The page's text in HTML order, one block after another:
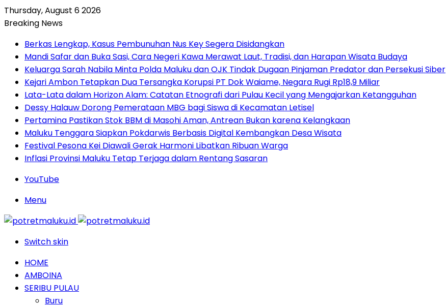
Thursday, August 6 2026
Breaking News
Berkas Lengkap, Kasus Pembunuhan Nus Key Segera Disidangkan
Mandi Safar dan Buka Sasi, Cara Negeri Kawa Merawat Laut, Tradisi, dan Harapan Wisata Budaya
Keluarga Sarah Nabila Minta Polda Maluku dan OJK Tindak Dugaan Pinjaman Predator dan Persekusi Siber
Kejari Ambon Tetapkan Dua Tersangka Korupsi PT Dok Waiame, Negara Rugi Rp18,9 Miliar
Lata-Lata dalam Horizon Alam: Catatan Etnografi dari Pulau Kecil yang Mengajarkan Ketangguhan
Dessy Halauw Dorong Pemerataan MBG bagi Siswa di Kecamatan Letisel
Pertamina Pastikan Stok BBM di Masohi Aman, Antrean Bukan karena Kelangkaan
Maluku Tenggara Siapkan Pokdarwis Berbasis Digital Kembangkan Desa Wisata
Festival Pesona Kei Diawali Gerak Harmoni Libatkan Ribuan Warga
Inflasi Provinsi Maluku Tetap Terjaga dalam Rentang Sasaran
YouTube
Menu
Switch skin
HOME
AMBOINA
SERIBU PULAU
Buru